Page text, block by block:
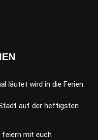
läutet wird in die Ferien
auf der heftigsten
feiern mit euch